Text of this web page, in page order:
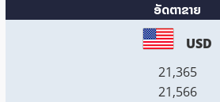
ອັດຕາຂາຍ
USD
21,365
21,566